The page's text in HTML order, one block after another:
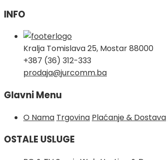
INFO
Kralja Tomislava 25, Mostar 88000
+387 (36) 312-333
prodaja@jurcomm.ba
Glavni Menu
O Nama Trgovina Plaćanje & Dostava
OSTALE USLUGE